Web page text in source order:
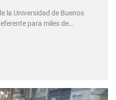
la Universidad de Buenos
para miles de
las vacaciones de